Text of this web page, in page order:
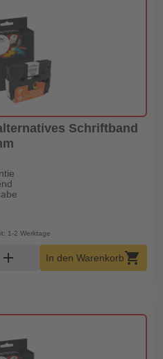
Schriftband
1-2 Werktage
Menge
add In den Warenkorbshopping_cart